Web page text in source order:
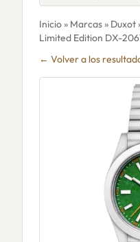
Inicio» Marcas» Duxot
Limited Edition DX-
← Volver a los